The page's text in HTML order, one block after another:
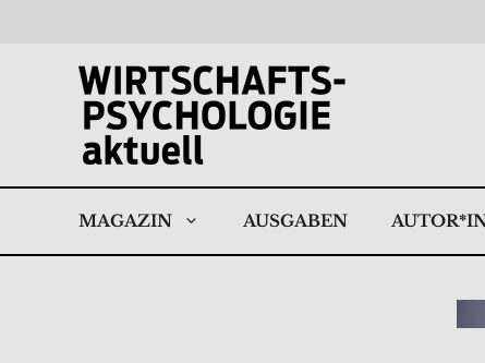
springen
MAGAZIN AUSGABEN